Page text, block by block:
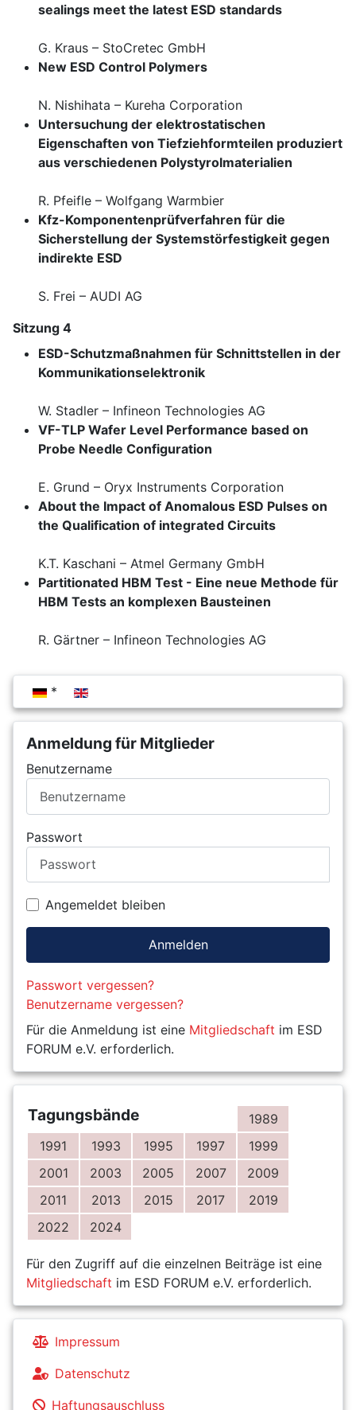
Sprache auswählen
Anmeldung für Mitglieder
Benutzername
Passwort
Angemeldet bleiben
Anmelden
Passwort vergessen?
Benutzername vergessen?
Für die Anmeldung ist eine Mitgliedschaft im ESD
FORUM e.V. erforderlich.
Tagungsbände
1989
1991
1993 1995 1997
1999
2001
2003 2005 2007
2009
2011
2013 2015 2017
2019
2022
2024
Für den Zugriff auf die einzelnen Beiträge ist eine
Mitgliedschaft im ESD FORUM e.V. erforderlich.
Impressum
Datenschutz
Haftungsauschluss
sealings meet the latest ESD standards
G. Kraus – StoCretec GmbH
New ESD Control Polymers
N. Nishihata – Kureha Corporation
Untersuchung der elektrostatischen
Eigenschaften von Tiefziehformteilen produziert
aus verschiedenen Polystyrolmaterialien
R. Pfeifle – Wolfgang Warmbier
Kfz-Komponentenprüfverfahren für die
Sicherstellung der Systemstörfestigkeit gegen
indirekte ESD
S. Frei – AUDI AG
Sitzung 4
ESD-Schutzmaßnahmen für Schnittstellen in der
Kommunikationselektronik
W. Stadler – Infineon Technologies AG
VF-TLP Wafer Level Performance based on
Probe Needle Configuration
E. Grund – Oryx Instruments Corporation
About the Impact of Anomalous ESD Pulses on
the Qualification of integrated Circuits
K.T. Kaschani – Atmel Germany GmbH
Partitionated HBM Test - Eine neue Methode für
HBM Tests an komplexen Bausteinen
R. Gärtner – Infineon Technologies AG